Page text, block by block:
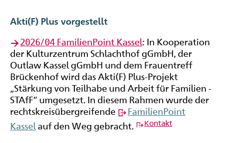
Akti(F) Plus vorgestellt
2026/04 FamilienPoint Kassel: In Kooperation
der Kulturzentrum Schlachthof gGmbH, der
Outlaw Kassel gGmbH und dem Frauentreff
Brückenhof wird das Akti(F) Plus-Projekt
„Stärkung von Teilhabe und Arbeit für Familien -
STAfF“ umgesetzt. In diesem Rahmen wurde der
rechtskreisübergreifende
FamilienPoint
Kassel auf den Weg gebracht. Kontakt